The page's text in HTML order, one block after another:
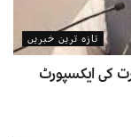
تازہ ترین خبریں
کی ایکسپورٹ